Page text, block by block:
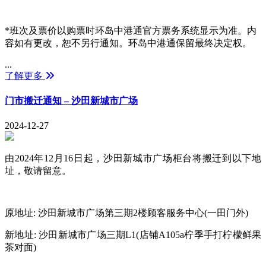
*班次及票价以购票时环岛中港通官方票务系统显示为准。内
容如有更改，恕不另行通知。环岛中港通保留最终决定权。
...
了解更多
门市搬迁通知 – 沙田新城市广场
2024-12-27
由2024年12 月 16 日起，沙田新城市广场柜台将搬迁到以下地
址，敬请留意。
原地址: 沙田新城市广场第三期2楼顾客服务中心(一田门外)
新地址: 沙田新城市广场三期L1(店铺A105a柠季手打柠檬鲜果
茶对面)